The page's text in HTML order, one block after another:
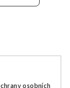
osobních